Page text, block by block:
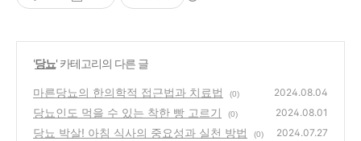
'당뇨' 카테고리의 다른 글
마른당뇨의 한의학적 접근법과 치료법 (0) 2024.08.04
당뇨인도 먹을 수 있는 착한 빵 고르기 (0) 2024.08.01
당뇨 박살! 아침 식사의 중요성과 실천 방법 (0) 2024.07.27